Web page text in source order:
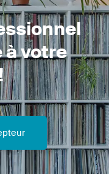
à votre